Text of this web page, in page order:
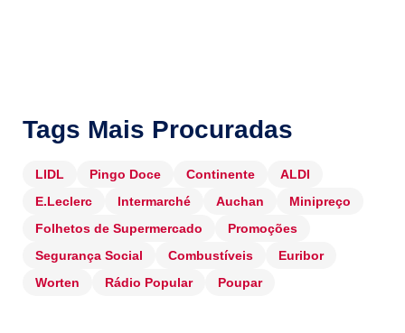
Tags Mais Procuradas
LIDL Pingo Doce Continente
ALDI
E.Leclerc
Intermarché Auchan
Minipreço
Folhetos de Supermercado
Promoções
Segurança Social
Combustíveis
Euribor
Worten
Rádio Popular Poupar